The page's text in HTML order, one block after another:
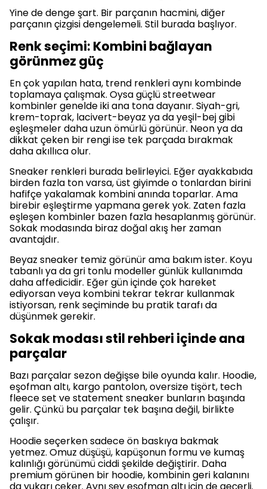
Yine de denge şart. Bir parçanın hacmini, diğer
parçanın çizgisi dengelemeli. Stil burada başlıyor.
Renk seçimi: Kombini bağlayan
görünmez güç
En çok yapılan hata, trend renkleri aynı kombinde
toplamaya çalışmak. Oysa güçlü streetwear
kombinler genelde iki ana tona dayanır. Siyah-gri,
krem-toprak, lacivert-beyaz ya da yeşil-bej gibi
eşleşmeler daha uzun ömürlü görünür. Neon ya da
dikkat çeken bir rengi ise tek parçada bırakmak
daha akıllıca olur.
Sneaker renkleri burada belirleyici. Eğer ayakkabıda
birden fazla ton varsa, üst giyimde o tonlardan birini
hafifçe yakalamak kombini anında toparlar. Ama
birebir eşleştirme yapmana gerek yok. Zaten fazla
eşleşen kombinler bazen fazla hesaplanmış görünür.
Sokak modasında biraz doğal akış her zaman
avantajdır.
Beyaz sneaker temiz görünür ama bakım ister. Koyu
tabanlı ya da gri tonlu modeller günlük kullanımda
daha affedicidir. Eğer gün içinde çok hareket
ediyorsan veya kombini tekrar tekrar kullanmak
istiyorsan, renk seçiminde bu pratik tarafı da
düşünmek gerekir.
Sokak modası stil rehberi içinde ana
parçalar
Bazı parçalar sezon değişse bile oyunda kalır. Hoodie,
eşofman altı, kargo pantolon, oversize tişört, tech
fleece set ve statement sneaker bunların başında
gelir. Çünkü bu parçalar tek başına değil, birlikte
çalışır.
Hoodie seçerken sadece ön baskıya bakmak
yetmez. Omuz düşüşü, kapüşonun formu ve kumaş
kalınlığı görünümü ciddi şekilde değiştirir. Daha
premium görünen bir hoodie, kombinin geri kalanını
İLK ADIMIN BİZDEN ⚡️
indirimkazan.
SON 3 GÜN